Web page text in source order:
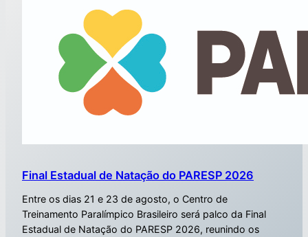
Final Estadual de Natação do PARESP 2026
Entre os dias 21 e 23 de agosto, o Centro de
Treinamento Paralímpico Brasileiro será palco da Final
Estadual de Natação do PARESP 2026, reunindo os